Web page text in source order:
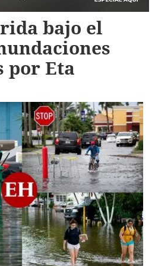
bajo el
por Eta